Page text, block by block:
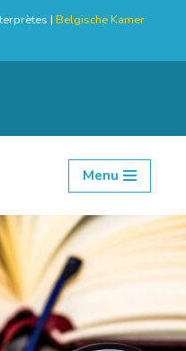
| Belgische Kamer
Menu